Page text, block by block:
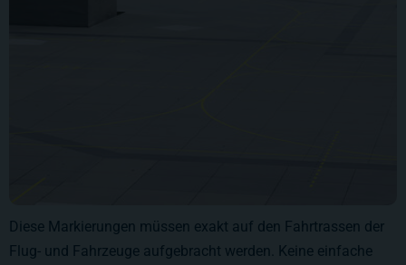
Diese Markierungen müssen exakt auf den Fahrtrassen der
Flug- und Fahrzeuge aufgebracht werden. Keine einfache